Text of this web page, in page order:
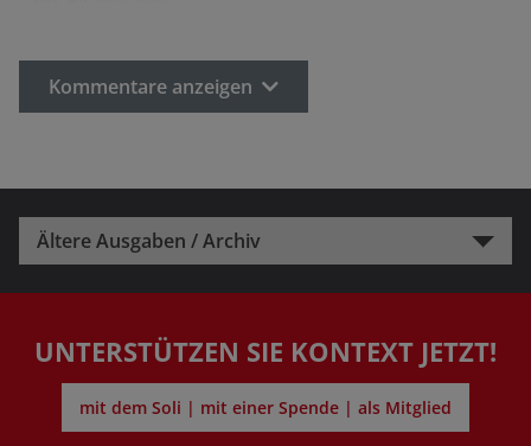
Kommentare anzeigen
Ältere Ausgaben / Archiv
UNTERSTÜTZEN SIE KONTEXT JETZT!
mit dem Soli | mit einer Spende | als Mitglied